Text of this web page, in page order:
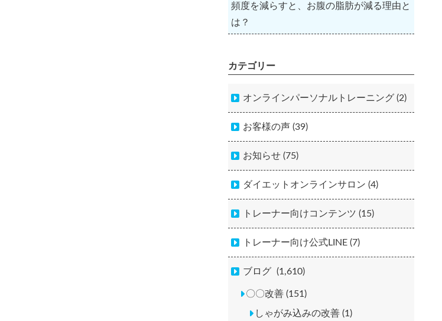
頻度を減らすと、お腹の脂肪が減る理由と
は？
カテゴリー
オンラインパーソナルトレーニング (2)
お客様の声 (39)
お知らせ (75)
ダイエットオンラインサロン (4)
トレーナー向けコンテンツ (15)
トレーナー向け公式LINE (7)
ブログ (1,610)
〇〇改善 (151)
しゃがみ込みの改善 (1)